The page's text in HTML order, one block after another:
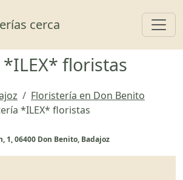
cerca
floristas
Floristería en Don Benito
*ILEX* floristas
1, 06400 Don Benito, Badajoz